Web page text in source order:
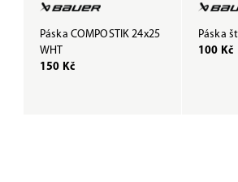
Páska COMPOSTIK 24x25
WHT
150 Kč
Páska
100 Kč